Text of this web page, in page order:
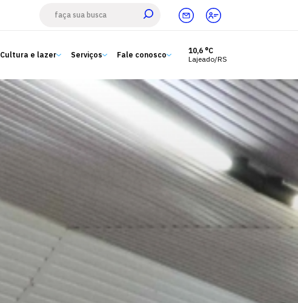
Cultura e lazer Serviços Fale conosco
10,6 °C
Lajeado/RS
Estude aqui
Ensino
A Univates
Pesquisa e Inovação
Cultura e lazer
Serviços